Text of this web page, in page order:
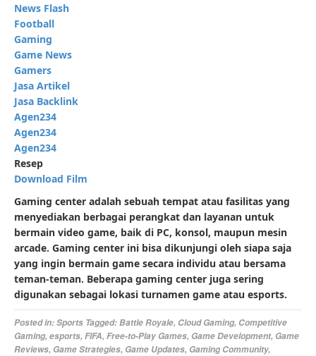
News Flash
Football
Gaming
Game News
Gamers
Jasa Artikel
Jasa Backlink
Agen234
Agen234
Agen234
Resep
Download Film
Gaming center adalah sebuah tempat atau fasilitas yang
menyediakan berbagai perangkat dan layanan untuk
bermain video game, baik di PC, konsol, maupun mesin
arcade. Gaming center ini bisa dikunjungi oleh siapa saja
yang ingin bermain game secara individu atau bersama
teman-teman. Beberapa gaming center juga sering
digunakan sebagai lokasi turnamen game atau esports.
Posted in:Sports Tagged:Battle Royale, Cloud Gaming, Competitive
Gaming,esports,FIFA,Free-to-Play Games, Game Development, Game
Reviews, Game Strategies, Game Updates, Gaming Community,